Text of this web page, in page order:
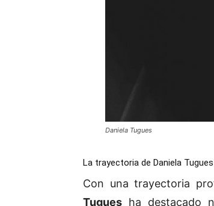
Daniela Tugues
La trayectoria de Daniela
Con una trayectoria
Tugues ha destacado